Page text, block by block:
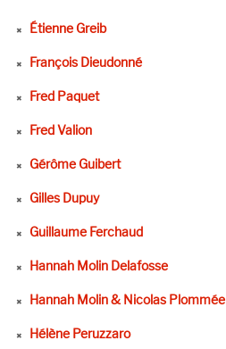
Étienne Greib
François Dieudonné
Fred Paquet
Fred Valion
Gérôme Guibert
Gilles Dupuy
Guillaume Ferchaud
Hannah Molin Delafosse
Hannah Molin & Nicolas Plommée
Hélène Peruzzaro